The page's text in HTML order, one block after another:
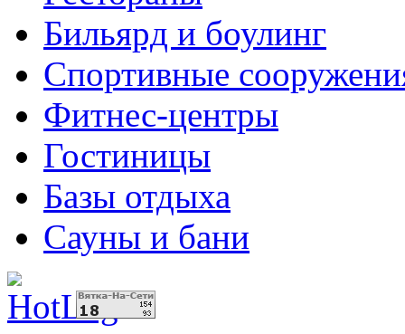
Бильярд и боулинг
Спортивные
Фитнес-центры
Гостиницы
Базы отдыха
Сауны и бани